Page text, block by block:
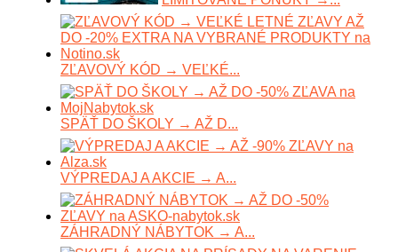
ZĽAVOVÝ KÓD → VEĽKÉ...
SPÄŤ DO ŠKOLY → AŽ D...
VÝPREDAJ A AKCIE → A...
ZÁHRADNÝ NÁBYTOK → A...